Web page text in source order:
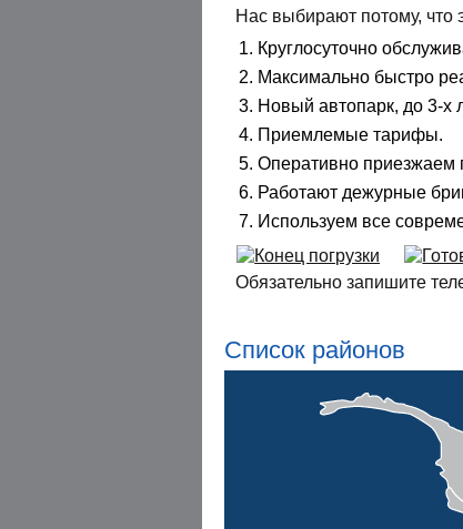
Нас выбирают потому, что
Круглосуточно
Максимально быстро
Новый автопарк, до 3-х
Приемлемые тарифы.
Оперативно приезжаем
Работают дежурные
Используем все
Обязательно запишите
Список районов